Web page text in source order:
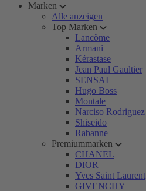
Marken
Alle anzeigen
Top Marken
Lancôme
Armani
Kérastase
Jean Paul Gaultier
SENSAI
Hugo Boss
Montale
Narciso Rodriguez
Shiseido
Rabanne
Premiummarken
CHANEL
DIOR
Yves Saint Laurent
GIVENCHY